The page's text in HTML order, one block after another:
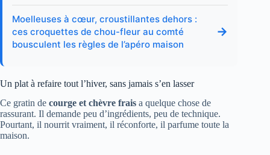
Moelleuses à cœur, croustillantes dehors :
ces croquettes de chou-fleur au comté
bousculent les règles de l’apéro maison
→
Un plat à refaire tout l’hiver, sans jamais s’en lasser
Ce gratin de courge et chèvre frais a quelque chose de
rassurant. Il demande peu d’ingrédients, peu de technique.
Pourtant, il nourrit vraiment, il réconforte, il parfume toute la
maison.